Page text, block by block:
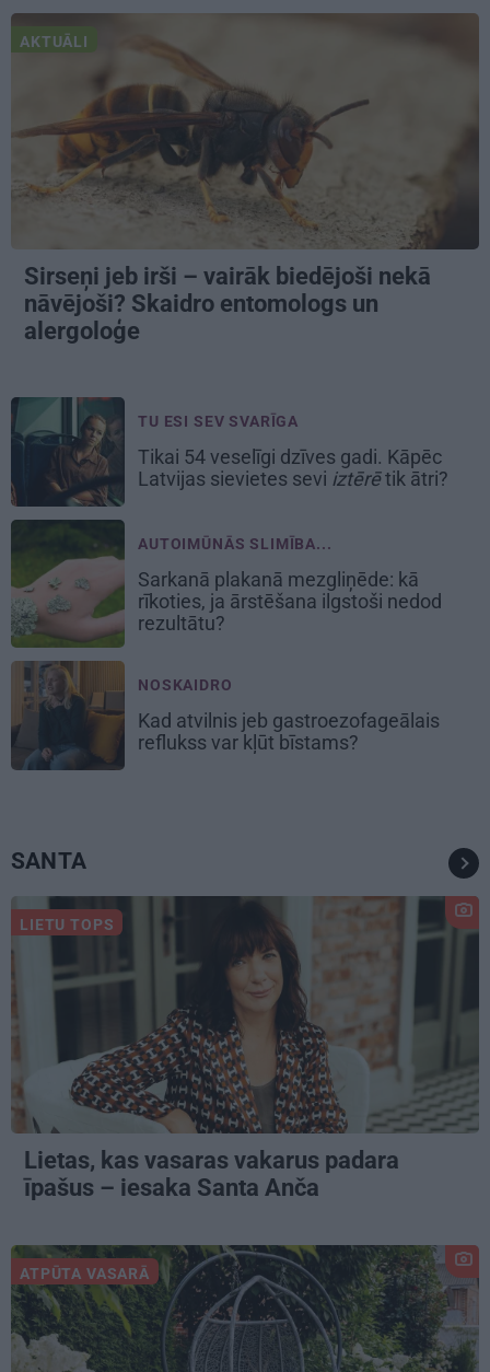
AKTUĀLI
Sirseņi jeb irši – vairāk biedējoši nekā
nāvējoši? Skaidro entomologs un
alergoloģe
TU ESI SEV SVARĪGA
Tikai 54 veselīgi dzīves gadi. Kāpēc
Latvijas sievietes sevi iztērētik ātri?
AUTOIMŪNĀS SLIMĪBA...
Sarkanā plakanā mezgliņēde: kā
rīkoties, ja ārstēšana ilgstoši nedod
rezultātu?
NOSKAIDRO
Kad atvilnis jeb gastroezofageālais
reflukss var kļūt bīstams?
SANTA
LIETU TOPS
Lietas, kas vasaras vakarus padara
īpašus – iesaka Santa Anča
ATPŪTA VASARĀ